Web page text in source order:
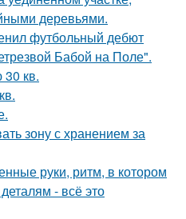
деревьями.
футбольный дебют
Бабой на Поле".
кв.
зону с хранением за
руки, ритм, в котором
- всё это